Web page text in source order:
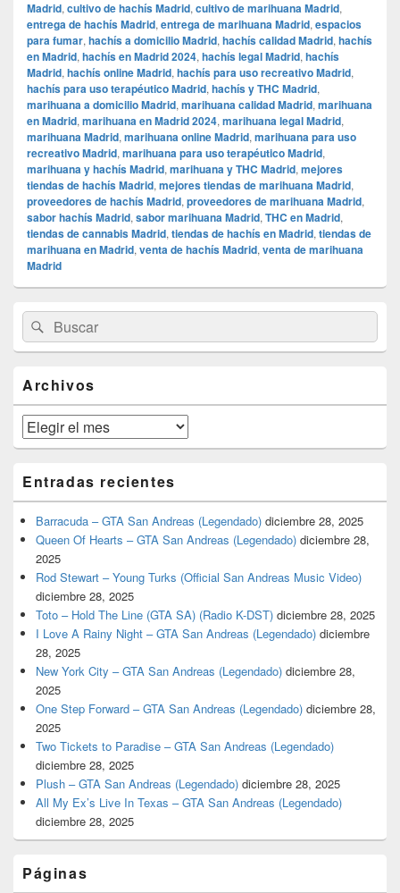
Madrid, cultivo de hachís Madrid, cultivo de marihuana Madrid,
entrega de hachís Madrid, entrega de marihuana Madrid, espacios
para fumar, hachís a domicilio Madrid, hachís calidad Madrid, hachís
en Madrid, hachís en Madrid 2024, hachís legal Madrid, hachís
Madrid, hachís online Madrid, hachís para uso recreativo Madrid,
hachís para uso terapéutico Madrid, hachís y THC Madrid,
marihuana a domicilio Madrid, marihuana calidad Madrid, marihuana
en Madrid, marihuana en Madrid 2024, marihuana legal Madrid,
marihuana Madrid, marihuana online Madrid, marihuana para uso
recreativo Madrid, marihuana para uso terapéutico Madrid,
marihuana y hachís Madrid, marihuana y THC Madrid, mejores
tiendas de hachís Madrid, mejores tiendas de marihuana Madrid,
proveedores de hachís Madrid, proveedores de marihuana Madrid,
sabor hachís Madrid, sabor marihuana Madrid, THC en Madrid,
tiendas de cannabis Madrid, tiendas de hachís en Madrid, tiendas de
marihuana en Madrid, venta de hachís Madrid, venta de marihuana
Madrid
área
de
widget
lateral
primaria
Buscar
por:
Buscar
Archivos
Archivos
Entradas recientes
Barracuda – GTA San Andreas (Legendado) diciembre 28, 2025
Queen Of Hearts – GTA San Andreas (Legendado) diciembre 28,
2025
Rod Stewart – Young Turks (Official San Andreas Music Video)
diciembre 28, 2025
Toto – Hold The Line (GTA SA) (Radio K-DST) diciembre 28, 2025
I Love A Rainy Night – GTA San Andreas (Legendado) diciembre
28, 2025
New York City – GTA San Andreas (Legendado) diciembre 28,
2025
One Step Forward – GTA San Andreas (Legendado) diciembre 28,
2025
Two Tickets to Paradise – GTA San Andreas (Legendado)
diciembre 28, 2025
Plush – GTA San Andreas (Legendado) diciembre 28, 2025
All My Ex’s Live In Texas – GTA San Andreas (Legendado)
diciembre 28, 2025
Páginas